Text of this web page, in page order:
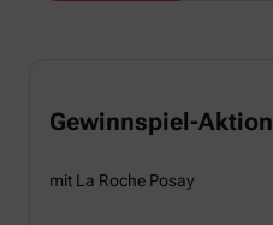
Gewinnspiel-Aktion
mit La Roche Posay